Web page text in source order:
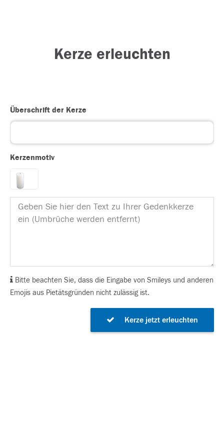
Kerze erleuchten
Überschrift der Kerze
Kerzenmotiv
Bitte beachten Sie, dass die Eingabe von Smileys und anderen
Emojis aus Pietätsgründen nicht zulässig ist.
Kerze jetzt erleuchten